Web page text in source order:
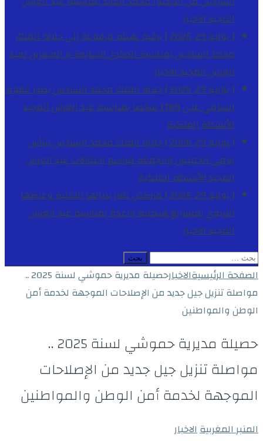
المجيدالاخبار
[ يوليو 29, 2026 ]
برقية تهنئة مرفوعة إلى جلالة الملك
محمد السادس بمناسبة الذكرى السابعة و العشرين لعيد
العرش المجيدالاخبار
[ يوليو 29, 2026 ]
جلالة الملك محمد السادس يصدر عفوه
السامي على 1788 شخصا بمناسبة عيد العرش المجيد
الأنشطة الملكية
[ يوليو 29, 2026 ]
جلالة الملك محمد السادس يترأس
يومي الخميس والجمعة مراسم احتفالات عيد العرش
المجيدالأنشطة الملكية
[ يوليو 29, 2026 ]
مراكش تعزز بنياتها التحتية وعرضها
التربوي بمشاريع هيكلية واعدة بمناسبة عيد العرش
المجيدالاخبار
البحث
عن:
الصفحة الرئيسيةالاخبار
حصيلة مديرية حموشي لسنة 2025 ..
مواصلة تنزيل جيل جديد من الإصلاحات الموجهة لخدمة أمن
الوطن والمواطنين
حصيلة مديرية حموشي لسنة 2025 ..
مواصلة تنزيل جيل جديد من الإصلاحات
الموجهة لخدمة أمن الوطن والمواطنين
المنبر المغربيةالاخبار